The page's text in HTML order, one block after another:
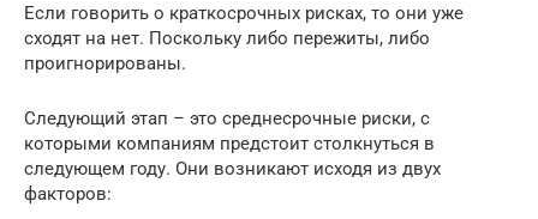
Если говорить о краткосрочных рисках, то они уже
сходят на нет. Поскольку либо пережиты, либо
проигнорированы.
Следующий этап – это среднесрочные риски, с
которыми компаниям предстоит столкнуться в
следующем году. Они возникают исходя из двух
факторов: